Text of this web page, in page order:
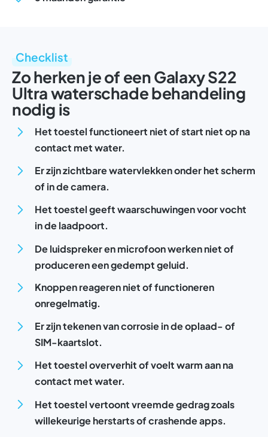
Checklist
Zo herken je of een Galaxy S22
Ultra waterschade behandeling
nodig is
Het toestel functioneert niet of start niet op na
contact met water.
Er zijn zichtbare watervlekken onder het scherm
of in de camera.
Het toestel geeft waarschuwingen voor vocht
in de laadpoort.
De luidspreker en microfoon werken niet of
produceren een gedempt geluid.
Knoppen reageren niet of functioneren
onregelmatig.
Er zijn tekenen van corrosie in de oplaad- of
SIM-kaartslot.
Het toestel oververhit of voelt warm aan na
contact met water.
Het toestel vertoont vreemde gedrag zoals
willekeurige herstarts of crashende apps.